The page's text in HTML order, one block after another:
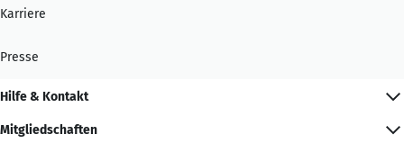
Karriere
Presse
Hilfe & Kontakt
Mitgliedschaften